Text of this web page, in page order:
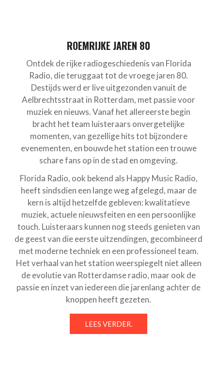
ROEMRIJKE JAREN 80
Ontdek de rijke radiogeschiedenis van Florida
Radio, die teruggaat tot de vroege jaren 80.
Destijds werd er live uitgezonden vanuit de
Aelbrechtsstraat in Rotterdam, met passie voor
muziek en nieuws. Vanaf het allereerste begin
bracht het team luisteraars onvergetelijke
momenten, van gezellige hits tot bijzondere
evenementen, en bouwde het station een trouwe
schare fans op in de stad en omgeving.
Florida Radio, ook bekend als Happy Music Radio,
heeft sindsdien een lange weg afgelegd, maar de
kern is altijd hetzelfde gebleven: kwalitatieve
muziek, actuele nieuwsfeiten en een persoonlijke
touch. Luisteraars kunnen nog steeds genieten van
de geest van die eerste uitzendingen, gecombineerd
met moderne techniek en een professioneel team.
Het verhaal van het station weerspiegelt niet alleen
de evolutie van Rotterdamse radio, maar ook de
passie en inzet van iedereen die jarenlang achter de
knoppen heeft gezeten.
LEES VERDER.